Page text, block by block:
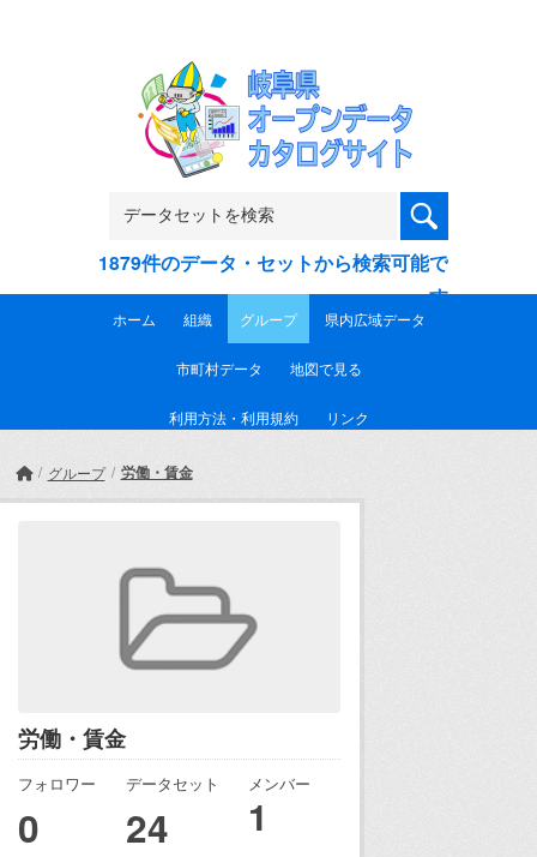
1879件のデータ・セットから検索可能で
す
ホーム 組織 グループ 県内広域データ
市町村データ 地図で見る
利用方法・利用規約 リンク
グループ 労働・賃金
労働・賃金
フォロワー
0
データセット
24
メンバー
1